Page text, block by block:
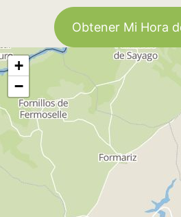
Obtener Mi Hora
+
−